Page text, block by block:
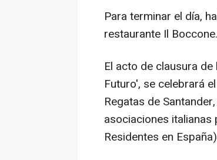
Para terminar el día,
restaurante Il Boccone.
El acto de clausura de
Futuro', se celebrará
Regatas de
asociaciones italianas
Residentes en